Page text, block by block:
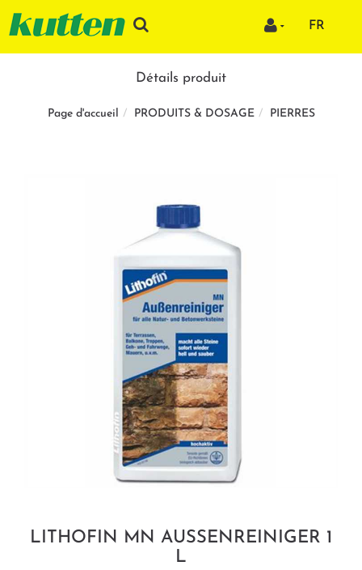
FR
Détails produit
Page d'accueil PRODUITS & DOSAGE PIERRES
LITHOFIN MN AUSSENREINIGER 1
L